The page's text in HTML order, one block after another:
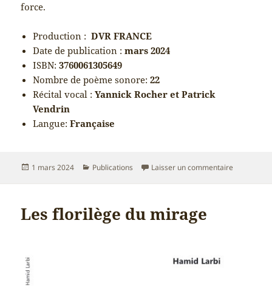
force.
Production :DVR FRANCE
Date de publication :mars 2024
ISBN: 3760061305649
Nombre de poème sonore:22
Récital vocal :Yannick Rocher et Patrick
Vendrin
Langue:Française
Publié
1 mars 2024 Catégories
Publications Laisser un commentairesur ablum
Les florilège du mirage